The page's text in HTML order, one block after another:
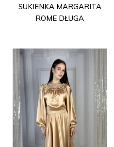
SUKIENKA MARGARITA
ROME DŁUGA